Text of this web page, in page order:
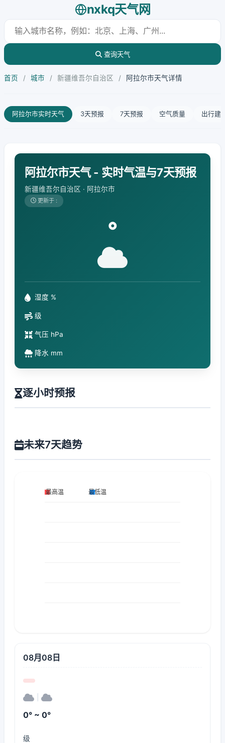
nxkq天气网
查询天气
首页 / 城市 / 新疆维吾尔自治区 / 阿拉尔市天气详情
阿拉尔市实时天气 3天预报 7天预报 空气质量 出行建
阿拉尔市天气 - 实时气温与7天预报
新疆维吾尔自治区 · 阿拉尔市
更新于 :
°
湿度 %
级
气压 hPa
降水 mm
逐小时预报
未来7天趋势
08月08日
0° ~ 0°
级